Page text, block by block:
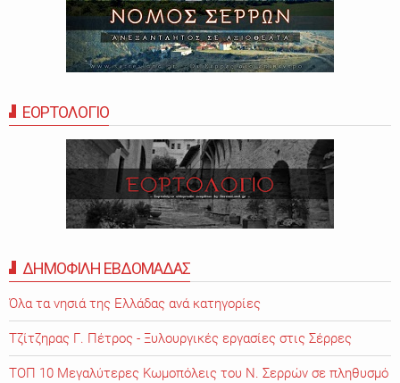
ΕΟΡΤΟΛΟΓΙΟ
ΔΗΜΟΦΙΛΗ ΕΒΔΟΜΑΔΑΣ
Όλα τα νησιά της Ελλάδας ανά κατηγορίες
Τζίτζηρας Γ. Πέτρος - Ξυλουργικές εργασίες στις Σέρρες
ΤΟΠ 10 Μεγαλύτερες Κωμοπόλεις του Ν. Σερρών σε πληθυσμό